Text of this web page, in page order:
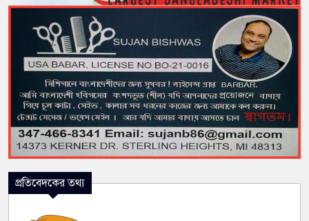
প্রতিবেদকের তথ্য